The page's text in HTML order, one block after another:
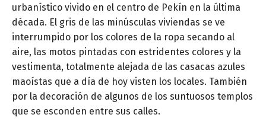
urbanístico vivido en el centro de Pekín en la última
década. El gris de las minúsculas viviendas se ve
interrumpido por los colores de la ropa secando al
aire, las motos pintadas con estridentes colores y la
vestimenta, totalmente alejada de las casacas azules
maoístas que a día de hoy visten los locales. También
por la decoración de algunos de los suntuosos templos
que se esconden entre sus calles.